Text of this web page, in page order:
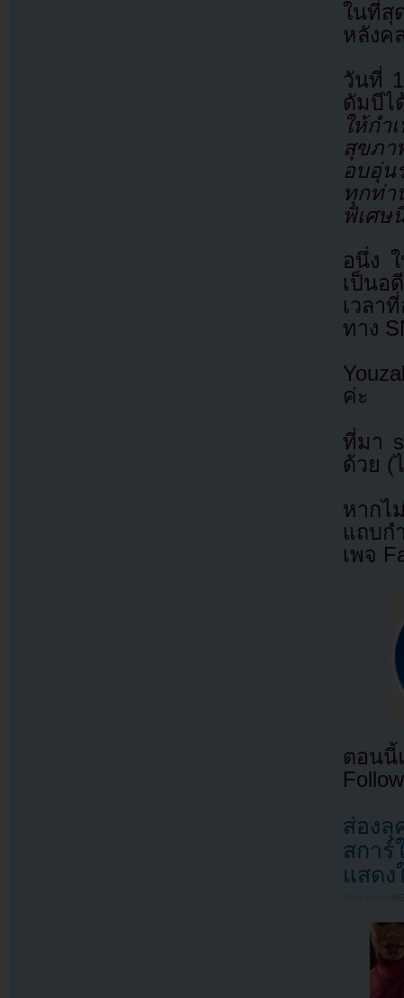
ในที่สุ
หลังค
วันที่
ดัมบีไ
ให้กำ
สุขภ
อบอุ่น
ทุกท่า
พิเศษ
อนึ่ง
เป็นอ
เวลา
ทาง
ค่ะ
ที่มา
ด้วย (
หากไ
แถบก
เพจ
ตอนนี้
ส่องลุ
สกา
แสดง